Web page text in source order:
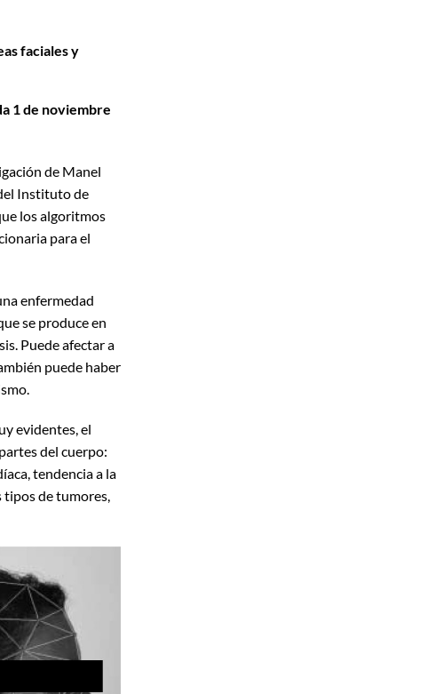
faciales y
1 de noviembre
de Manel
Instituto de
los algoritmos
para el
enfermedad
se produce en
Puede afectar a
puede haber
evidentes, el
del cuerpo:
tendencia a la
tipos de tumores,